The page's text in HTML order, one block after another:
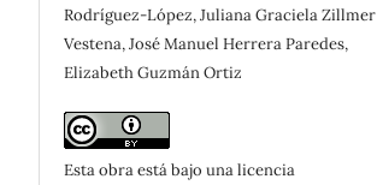
Rodríguez-López, Juliana Graciela Zillmer
Vestena, José Manuel Herrera Paredes,
Elizabeth Guzmán Ortiz
Esta obra está bajo una licencia